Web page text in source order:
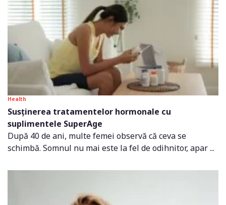
Health
Susținerea tratamentelor hormonale cu
suplimentele SuperAge
După 40 de ani, multe femei observă că ceva se
schimbă. Somnul nu mai este la fel de odihnitor, apar ...